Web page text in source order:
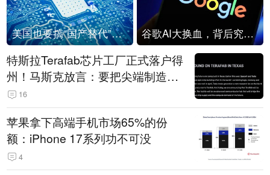
美国也要搞“国产替代”？先算清三笔账 谷歌AI大换血，背后究竟发生了什么？
特斯拉Terafab芯片工厂正式落户得
州！马斯克放言：要把尖端制造带
回美国
16
苹果拿下高端手机市场65%的份
额：iPhone 17系列功不可没
4